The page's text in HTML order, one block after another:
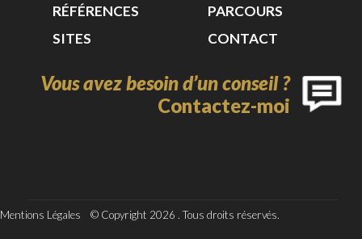
RÉFÉRENCES
SITES
PARCOURS
CONTACT
Vous avez besoin d’un conseil ?
Contactez-moi
Mentions Légales © Copyright 2026 . Tous droits réservés.